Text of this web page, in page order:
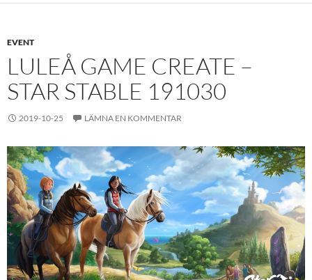
EVENT
LULEÅ GAME CREATE –
STAR STABLE 191030
2019-10-25 LÄMNA EN KOMMENTAR